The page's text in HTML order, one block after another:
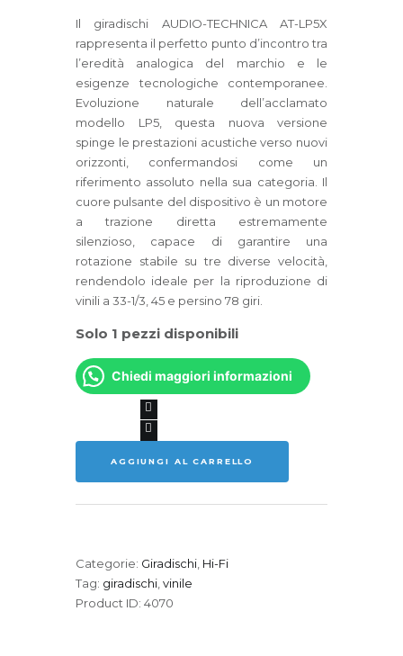
Il giradischi AUDIO-TECHNICA AT-LP5X
rappresenta il perfetto punto d’incontro tra
l’eredità analogica del marchio e le
esigenze tecnologiche contemporanee.
Evoluzione naturale dell’acclamato
modello LP5, questa nuova versione
spinge le prestazioni acustiche verso nuovi
orizzonti, confermandosi come un
riferimento assoluto nella sua categoria. Il
cuore pulsante del dispositivo è un motore
a trazione diretta estremamente
silenzioso, capace di garantire una
rotazione stabile su tre diverse velocità,
rendendolo ideale per la riproduzione di
vinili a 33-1/3, 45 e persino 78 giri.
Solo 1 pezzi disponibili
Chiedi maggiori informazioni
AT-
quantità
AGGIUNGI AL CARRELLO
Categorie: Giradischi Hi-Fi
Tag: giradischi vinile
Product ID: 4070